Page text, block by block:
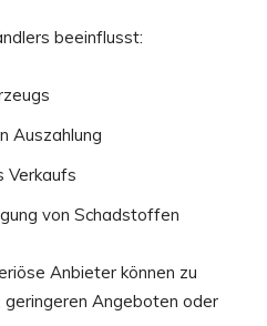
beeinflusst:
Auszahlung
Verkaufs
von Schadstoffen
Anbieter können zu
Angeboten oder